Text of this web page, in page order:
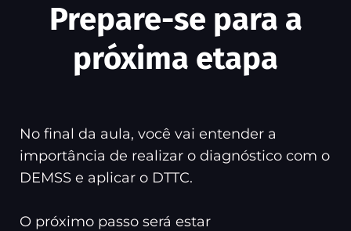
Prepare-se para a
próxima etapa
No final da aula, você vai entender a
importância de realizar o diagnóstico com o
DEMSS e aplicar o DTTC.
O próximo passo será estar